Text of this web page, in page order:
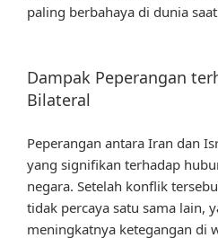
paling berbahaya di dunia
Dampak Peperangan
Bilateral
Peperangan antara Iran dan
yang signifikan terhadap
negara. Setelah konflik
tidak percaya satu sama lain,
meningkatnya ketegangan di